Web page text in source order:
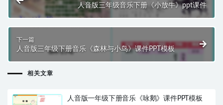
人音版三年级音乐下册《小放牛》ppt课件
下一篇
人音版三年级下册音乐《森林与小鸟》课件PPT模板
相关文章
人音版一年级下册音乐《咏鹅》课件PPT模板